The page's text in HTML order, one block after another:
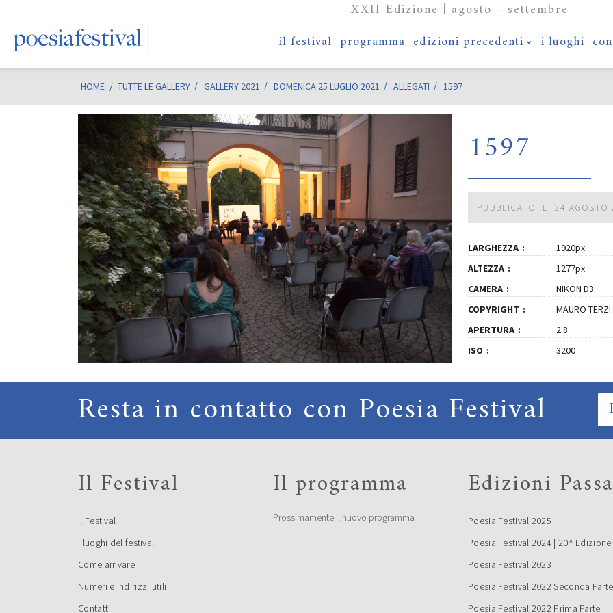
XXII Edizione | agosto - settembre
il festival programma edizioni precedenti i luoghi
HOME / TUTTE LE GALLERY GALLERY 2021 DOMENICA 25 LUGLIO 2021 ALLEGATI 1597
1597
PUBBLICATO IL: 24 AGOSTO
LARGHEZZA
1920px
ALTEZZA
1277px
CAMERA
NIKON D3
COPYRIGHT
MAURO TERZI
APERTURA
2.8
ISO
3200
Resta in contatto con Poesia Festival
Il Festival
Il Festival
I luoghi del festival
Come arrivare
Numeri e indirizzi utili
Contatti
Il programma
Prossimamente il nuovo programma
Edizioni
Poesia Festival 2025
Poesia Festival 2024 | 20^ Edizione
Poesia Festival 2023
Poesia Festival 2022 Seconda Parte
Poesia Festival 2022 Prima Parte